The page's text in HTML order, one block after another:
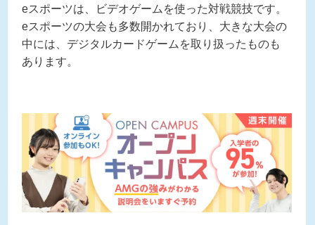
eスポーツは、ビデオゲームを使った対戦競技です。
eスポーツの大会も多数開かれており、大きな大会の
中には、デジタルカードゲームを取り扱ったものも
あります。